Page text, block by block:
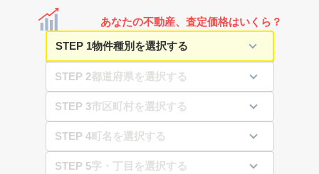
あなたの不動産、査定価格はいくら？
STEP 1
STEP 2
STEP 3
STEP 4
STEP 5